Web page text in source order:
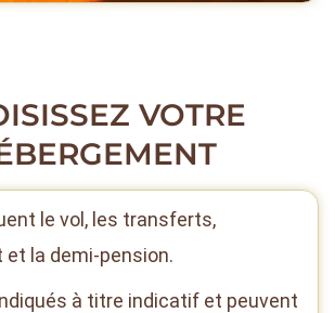
VOTRE
le vol, les transferts,
et la demi-pension.
à titre indicatif et peuvent